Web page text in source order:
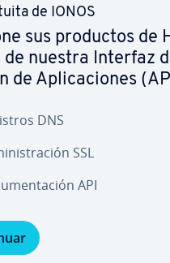
de IONOS
sus productos de
de nuestra Interfaz
de Apli­ca­cio­nes
DNS
SSL
API